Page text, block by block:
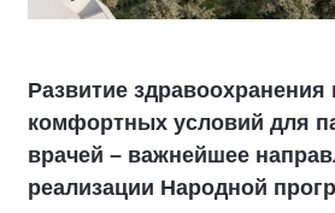
Развитие здравоохранения
комфортных условий для
врачей – важнейшее
реализации Народной